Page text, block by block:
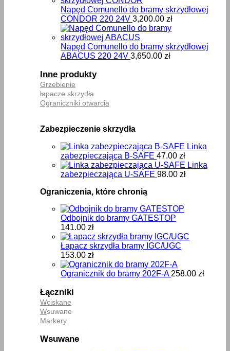
Napęd Comunello do bramy skrzydłowej
CONDOR 220 24V 3,200.00 zł
Napęd Comunello do bramy skrzydłowej
ABACUS 220 24V 3,650.00 zł
Inne produkty
Grzebienie
łapacze skrzydła
Ograniczniki otwarcia
Zabezpieczenie skrzydła
Linka
zabezpieczająca B-SAFE 47.00 zł
Linka
zabezpieczająca U-SAFE 98.00 zł
Ograniczenia, które chronią
Odbojnik do bramy GATESTOP
141.00 zł
Łapacz skrzydła bramy IGC/UGC
153.00 zł
Ogranicznik do bramy 202F-A 258.00 zł
Łączniki
Wciskane
Wsuwane
Markery
Wsuwane